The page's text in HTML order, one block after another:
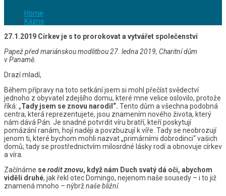
Home
Kázne
27.1.2019 Církev je s to prorokovat a vytvářet společenství
Papež před mariánskou modlitbou 27. ledna 2019, Charitní dům
v Panamě.
Drazí mladí,
Během přípravy na toto setkání jsem si mohl přečíst svědectví
jednoho z obyvatel zdejšího domu, které mne velice oslovilo, protože
říká: „Tady jsem se znovu narodil“. Tento dům a všechna podobná
centra, která reprezentujete, jsou znamením nového života, který
nám dává Pán. Je snadné potvrdit víru bratří, kteří poskytují
pomázání ranám, hojí naději a povzbuzují k víře. Tady se neobrozují
jenom ti, které bychom mohli nazvat „primárními dobrodinci“ vašich
domů; tady se prostřednictvím milosrdné lásky rodí a obnovuje církev
a víra.
Začínáme serodit znovu, když nám Duch svatý dá oči, abychom
viděli druhé, jak řekl otec Domingo, nejenom naše sousedy – i to již
znamená mnoho – nýbržnaše bližní.